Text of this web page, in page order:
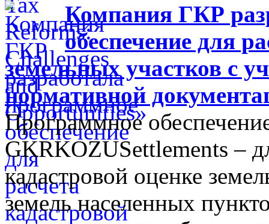
Компания ГКР
обеспечение для
земельных участков с
нормативной
Программное
GKRKOZUSettlements –
кадастровой оценке
земель населенных